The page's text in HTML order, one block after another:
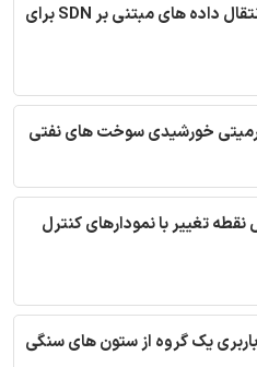
ترجمه مقاله امنیت انتقال داده های مبتنی بر SDN برای
خورشیدی سوخت های نفتی
تغییر با نمودارهای کنترل
یک گروه از ستون های سنگی